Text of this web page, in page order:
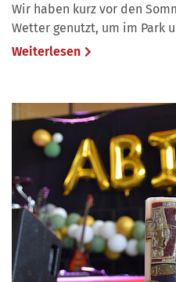
Wir haben kurz vor den
Wetter genutzt, um im Park
Weiterlesen